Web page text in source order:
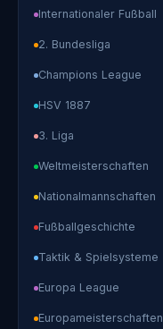
Internationaler Fußball
2. Bundesliga
Champions League
HSV 1887
3. Liga
Weltmeisterschaften
Nationalmannschaften
Fußballgeschichte
Taktik & Spielsysteme
Europa League
Europameisterschaften